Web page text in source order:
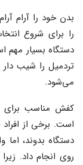
بدن خود را آرام
را برای شروع
دستگاه بسیار مهم
تردمیل را شیب دار
می‌شود.
کفش مناسب برای
است. برخی از
دستگاه بدوند،
روی انجام داد.